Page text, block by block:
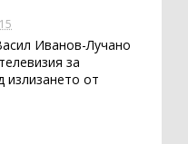
Иванов-Лучано
за
излизането от